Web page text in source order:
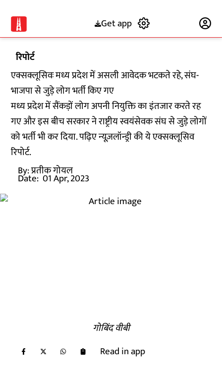
Get app
रिपोर्ट
एक्सक्लूसिवः मध्य प्रदेश में असली आवेदक भटकते रहे, संघ-
भाजपा से जुड़े लोग भर्ती किए गए
मध्य प्रदेश में सैंकड़ों लोग अपनी नियुक्ति का इंतजार करते रह
गए और इस बीच सरकार ने राष्ट्रीय स्वयंसेवक संघ से जुड़े लोगों
को भर्ती भी कर दिया. पढ़िए न्यूज़लॉन्ड्री की ये एक्सक्लूसिव
रिपोर्ट.
By:प्रतीक गोयल
Date: 01 Apr, 2023
गोबिंद वीबी
Read in app